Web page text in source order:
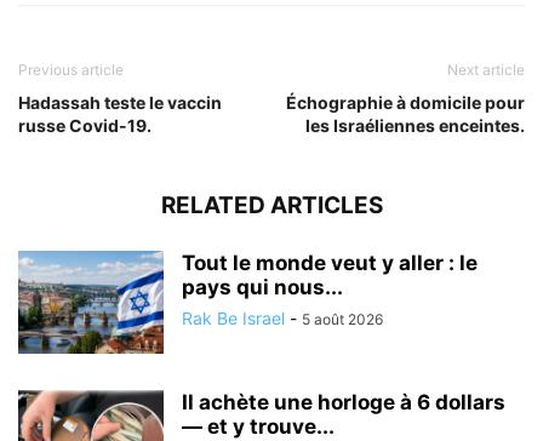
Previous article
Hadassah teste le vaccin
russe Covid-19.
Next article
Échographie à domicile pour
les Israéliennes enceintes.
RELATED ARTICLES
Tout le monde veut y aller : le
pays qui nous...
Rak Be Israel - 5 août 2026
Il achète une horloge à 6 dollars
— et y trouve...